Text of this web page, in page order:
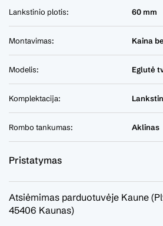
Lankstinio plotis: 60 mm
Montavimas: Kaina
Modelis: Eglutė
Komplektacija:
Rombo tankumas: Aklinas
Pristatymas
Atsiėmimas parduotuvėje Kaune
45406 Kaunas)